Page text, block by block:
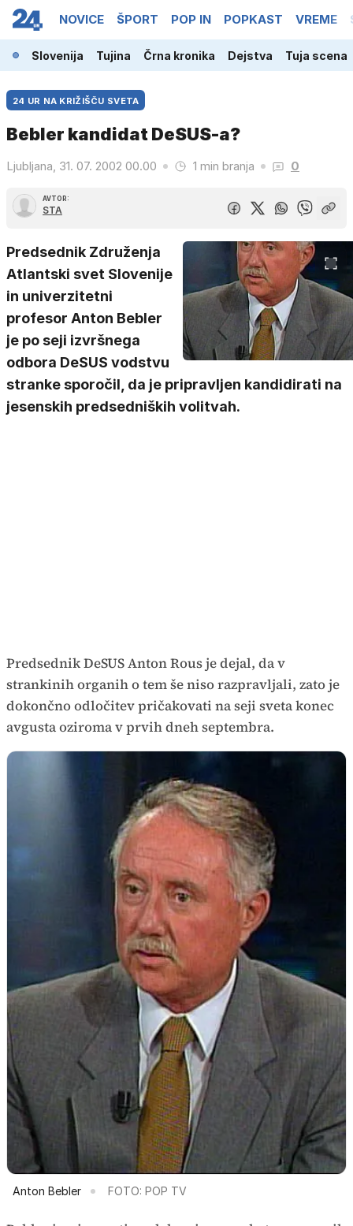
NOVICE ŠPORT POP IN POPKAST VREME
Slovenija Tujina Črna kronika Dejstva Tuja scena
24 UR NA KRIŽIŠČU SVETA
Bebler kandidat DeSUS-a?
Ljubljana, 31. 07. 2002 00.00 1 min branja 0
AVTOR:
STA
Predsednik Združenja
Atlantski svet Slovenije
in univerzitetni
profesor Anton Bebler
je po seji izvršnega
odbora DeSUS vodstvu
stranke sporočil, da je pripravljen kandidirati na
jesenskih predsedniških volitvah.
Predsednik DeSUS Anton Rous je dejal, da v
strankinih organih o tem še niso razpravljali, zato je
dokončno odločitev pričakovati na seji sveta konec
avgusta oziroma v prvih dneh septembra.
Anton Bebler FOTO: POP TV